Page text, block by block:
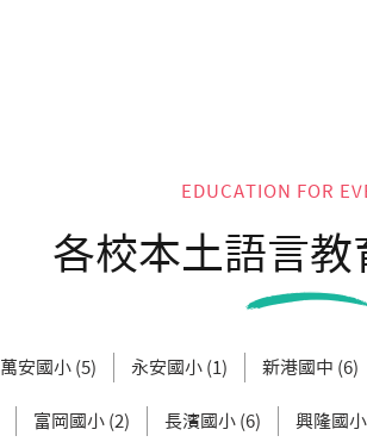
EDUCATION FOR
各校本土語言教
萬安國小 (5) 永安國小 (1) 新港國中 (6)
富岡國小 (2) 長濱國小 (6) 興隆國